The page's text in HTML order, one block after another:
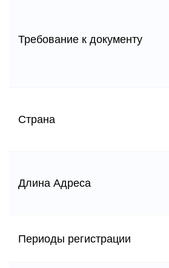
Требование к документу
Страна
Длина Адреса
Периоды регистрации